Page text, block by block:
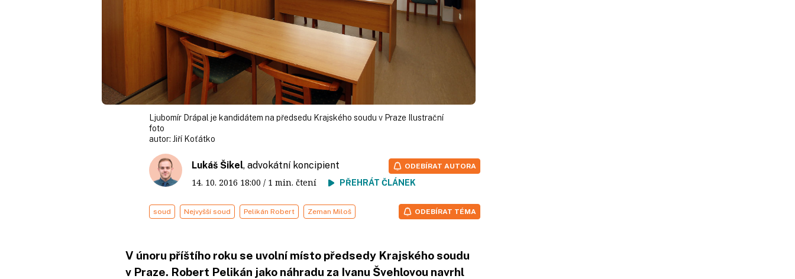
Ljubomír Drápal je kandidátem na předsedu Krajského soudu v Praze Ilustrační
foto
autor: Jiří Koťátko
Lukáš Šikel, advokátní koncipient
14. 10. 2016 18:00 / 1 min. čtení PŘEHRÁT ČLÁNEK
ODEBÍRAT AUTORA
soud Nejvyšší soud Pelikán Robert Zeman Miloš ODEBÍRAT TÉMA
V únoru příštího roku se uvolní místo předsedy Krajského soudu
v Praze. Robert Pelikán jako náhradu za Ivanu Švehlovou navrhl